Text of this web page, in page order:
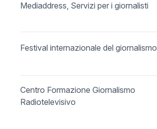
Mediaddress, Servizi per i giornalisti
Festival internazionale del giornalismo
Centro Formazione Giornalismo
Radiotelevisivo